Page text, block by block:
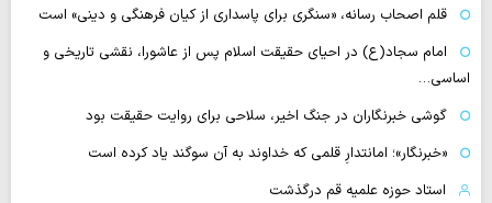
قلم اصحاب رسانه، «سنگری برای پاسداری از کیان فرهنگی و دینی» است
امام سجاد(ع) در احیای حقیقت اسلام پس از عاشورا، نقشی تاریخی و
اساسی…
گوشی خبرنگاران در جنگ اخیر، سلاحی برای روایت حقیقت بود
«خبرنگار»؛ امانتدارِ قلمی که خداوند به آن سوگند یاد کرده است
استاد حوزه علمیه قم درگذشت